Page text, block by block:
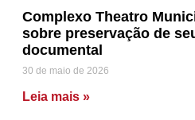
Complexo Theatro
sobre preservação de
documental
30 de maio de 2026
Leia mais »